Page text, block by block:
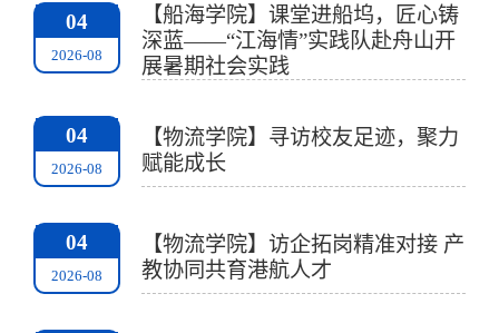
04
2026-08
【船海学院】课堂进船坞，匠心铸
深蓝——“江海情”实践队赴舟山开
展暑期社会实践
04
2026-08
【物流学院】寻访校友足迹，聚力
赋能成长
04
2026-08
【物流学院】访企拓岗精准对接 产
教协同共育港航人才